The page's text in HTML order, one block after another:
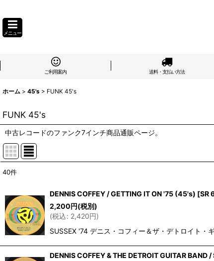
メニュー
ご利用案内 送料・支払い方法
ホーム > 45's > FUNK 45's
FUNK 45's
中古レコードのファンク7インチ商品通販ページ。
在庫あり
並び順:
40件
DENNIS COFFEY / GETTING IT ON '75 (45's) [SR
2,200円(税別)
(税込: 2,420円)
SUSSEX '74 デニス・コフィー＆ザ・デトロイト
DENNIS COFFEY & THE DETROIT GUITAR BAND